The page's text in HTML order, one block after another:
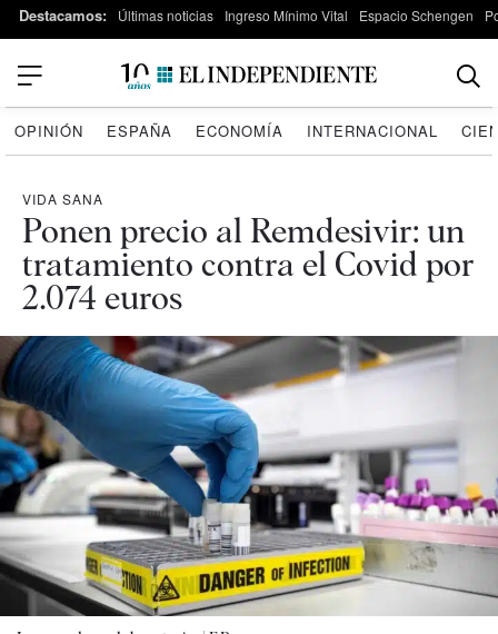
Destacamos: Últimas noticias Ingreso Mínimo Vital Espacio Schengen
OPINIÓN ESPAÑA ECONOMÍA INTERNACIONAL
VIDA SANA
Ponen precio al Remdesivir: un
tratamiento contra el Covid por
2.074 euros